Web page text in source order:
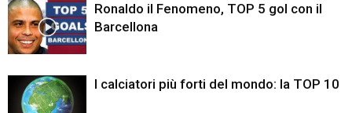
Ronaldo il Fenomeno, TOP 5 gol con il
Barcellona
I calciatori più forti del mondo: la TOP 10